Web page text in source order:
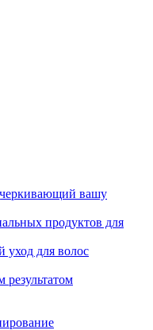
вашу
продуктов для
уход для волос
результатом